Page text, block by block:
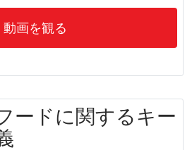
動画を観る
ードに関するキー